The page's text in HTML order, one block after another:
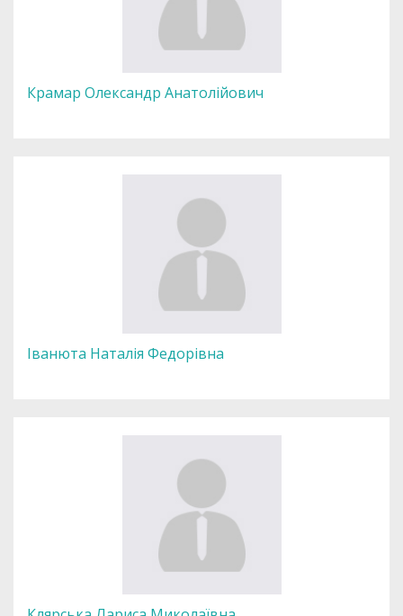
Крамар Олександр Анатолійович
Іванюта Наталія Федорівна